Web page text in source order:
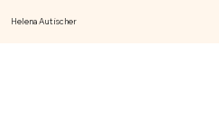
Helena Autischer